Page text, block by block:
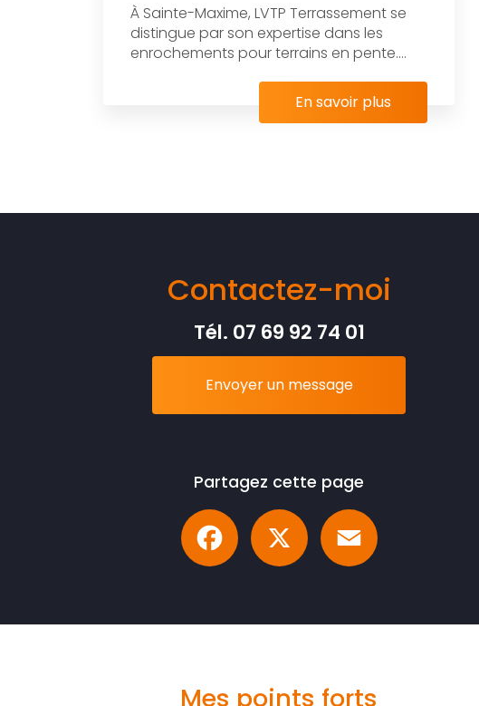
À Sainte-Maxime, LVTP Terrassement se
distingue par son expertise dans les
enrochements pour terrains en pente....
En savoir plus
Contactez-moi
Tél. 07 69 92 74 01
Envoyer un message
Partagez cette page
Facebook
Mes points forts